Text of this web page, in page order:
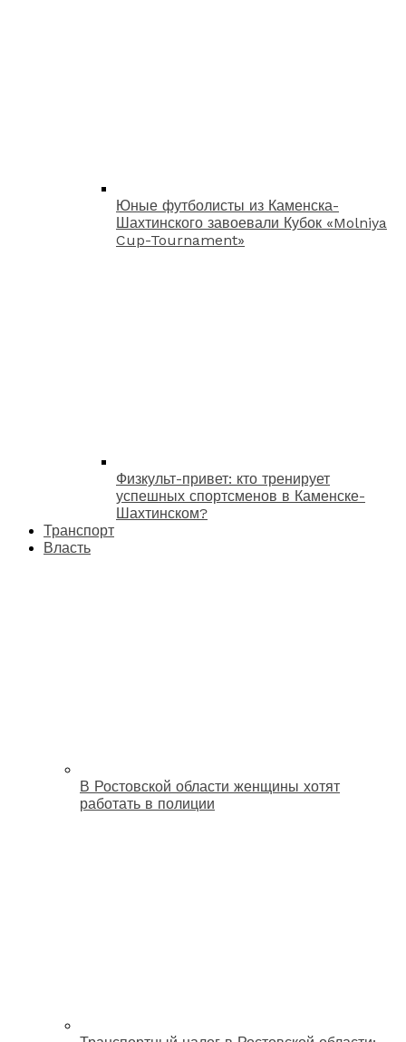
Юные футболисты из Каменска-
Шахтинского завоевали Кубок «Molniya
Cup-Tournament»
Физкульт-привет: кто тренирует
успешных спортсменов в Каменске-
Шахтинском?
Транспорт
Власть
В Ростовской области женщины хотят
работать в полиции